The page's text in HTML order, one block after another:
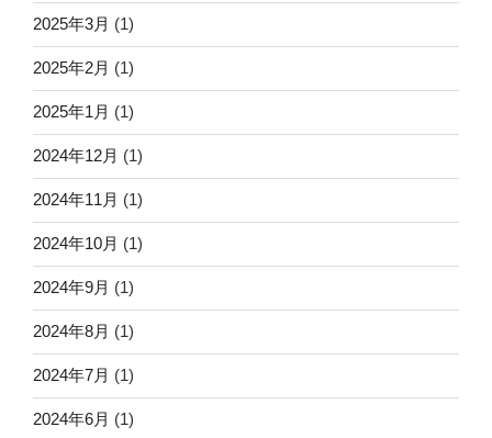
2025年3月 (1)
2025年2月 (1)
2025年1月 (1)
2024年12月 (1)
2024年11月 (1)
2024年10月 (1)
2024年9月 (1)
2024年8月 (1)
2024年7月 (1)
2024年6月 (1)